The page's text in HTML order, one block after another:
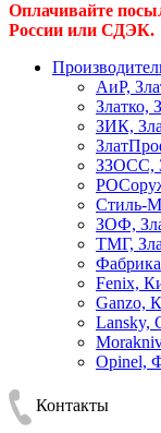
Оплачивайте
России или СДЭК.
АиР,
Златко,
ЗИК,
ЗЗОСС,
Стиль-
ЗОФ,
ТМГ,
Fenix,
Ganzo,
Opinel,
Контакты